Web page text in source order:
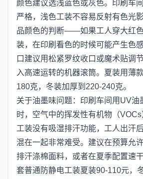
颜色建议选浅蓝色或灰色。印刷车
严格，浅色工装不容易反射有色光
品颜色的判断——如果工人穿大红
装，在印刷看色的时候可能产生色
口建议用松紧罗纹收口或魔术贴调
入高速运转的机器滚筒。夏装用薄
180克，冬装加厚到220-240克。
关于油墨味问题：印刷车间用UV油
时，空气中的挥发性有机物（
工装没有吸湿排汗功能，工人出汗
混在一起非常难受。建议在预算允
排汗涤棉面料，或者在夏季配置速
套普通防静电工装夏装90-110元，